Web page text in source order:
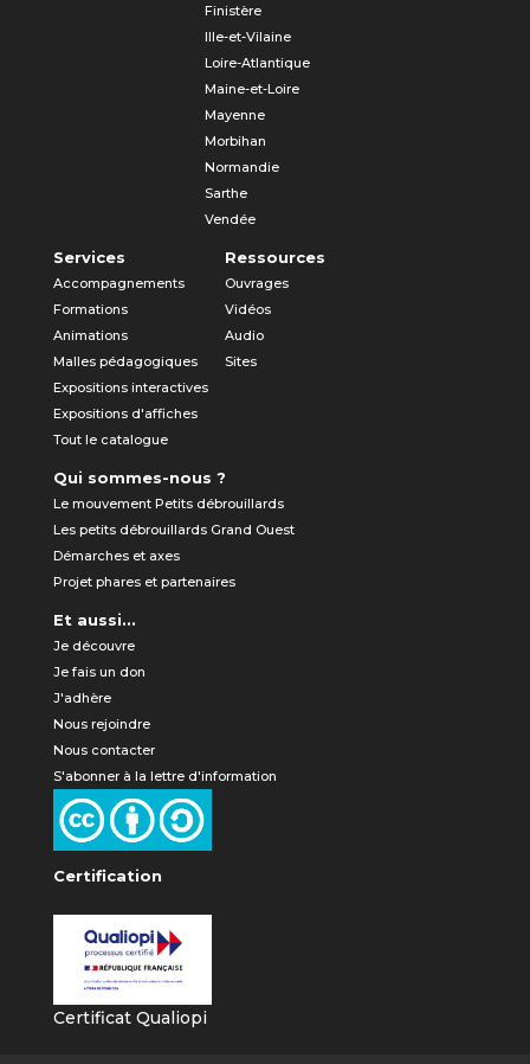
Finistère
Ille-et-Vilaine
Loire-Atlantique
Maine-et-Loire
Mayenne
Morbihan
Normandie
Sarthe
Vendée
Services
Accompagnements
Formations
Animations
Malles pédagogiques
Expositions interactives
Expositions d'affiches
Tout le catalogue
Ressources
Ouvrages
Vidéos
Audio
Sites
Qui sommes-nous ?
Le mouvement Petits débrouillards
Les petits débrouillards Grand Ouest
Démarches et axes
Projet phares et partenaires
Et aussi...
Je découvre
Je fais un don
J'adhère
Nous rejoindre
Nous contacter
S'abonner à la lettre d'information
Certification
Certificat Qualiopi